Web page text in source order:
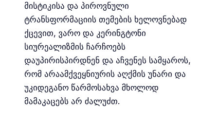
მისტიკისა და პიროვნული
ტრანსფორმაციის თემების ხელოვნებად
ქცევით, ვარო და კერინგტონი
სიურეალიზმის ჩარჩოებს
დაუპირისპირდნენ და აჩვენეს სამყაროს,
რომ არაამქვეყნიურის აღქმის უნარი და
უკიდეგანო წარმოსახვა მხოლოდ
მამაკაცებს არ ძალუძთ.